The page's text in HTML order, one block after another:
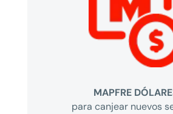
MAPFRE
para canjear nuevos